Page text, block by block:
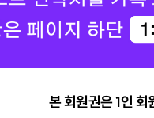
본 회원권은 1인